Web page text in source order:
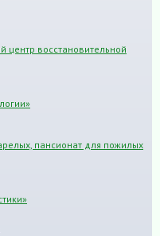
центр восстановительной
пансионат для пожилых